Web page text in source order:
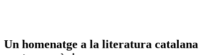
Un homenatge a la literatura catalana